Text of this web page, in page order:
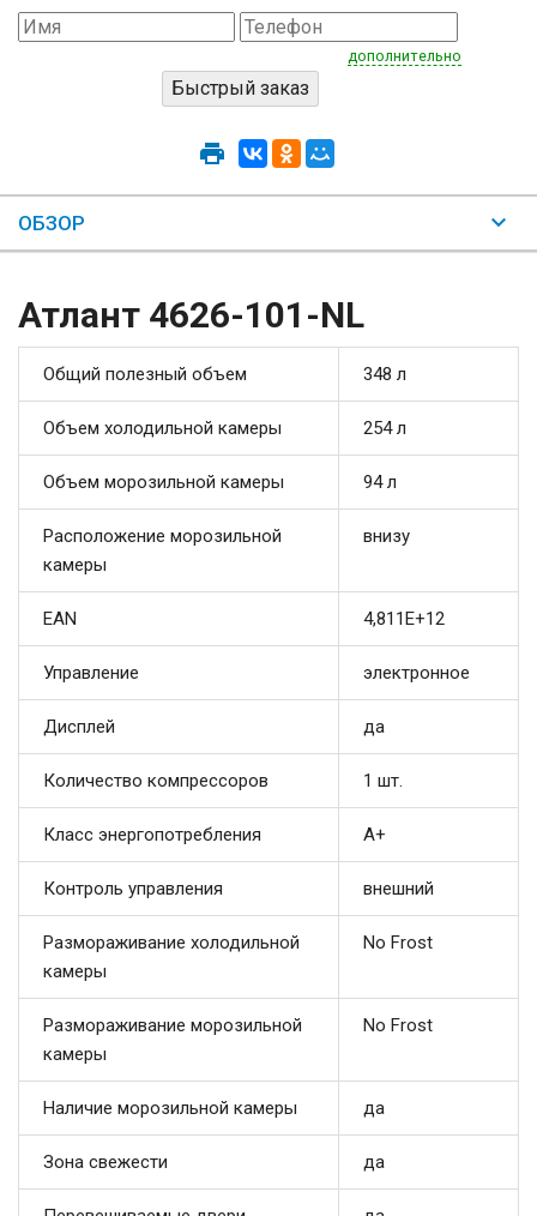
дополнительно
ОБЗОР
Атлант 4626-101-NL
Общий полезный объем 348 л
Объем холодильной камеры 254 л
Объем морозильной камеры 94 л
Расположение морозильной
камеры
внизу
EAN 4,811E+12
Управление электронное
Дисплей да
Количество компрессоров 1 шт.
Класс энергопотребления A+
Контроль управления внешний
Размораживание холодильной
камеры
No Frost
Размораживание морозильной
камеры
No Frost
Наличие морозильной камеры да
Зона свежести да